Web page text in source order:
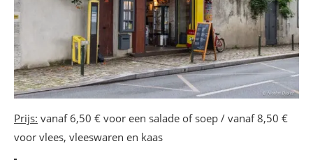
Prijs: vanaf 6,50 € voor een salade of soep / vanaf 8,50 €
voor vlees, vleeswaren en kaas